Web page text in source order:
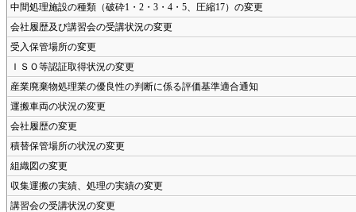
中間処理施設の種類（破砕1・2・3・4・5、圧縮17）の変更
会社履歴及び講習会の受講状況の変更
受入保管場所の変更
ＩＳＯ等認証取得状況の変更
産業廃棄物処理業の優良性の判断に係る評価基準適合通知
運搬車両の状況の変更
会社履歴の変更
積替保管場所の状況の変更
組織図の変更
収集運搬の実績、処理の実績の変更
講習会の受講状況の変更